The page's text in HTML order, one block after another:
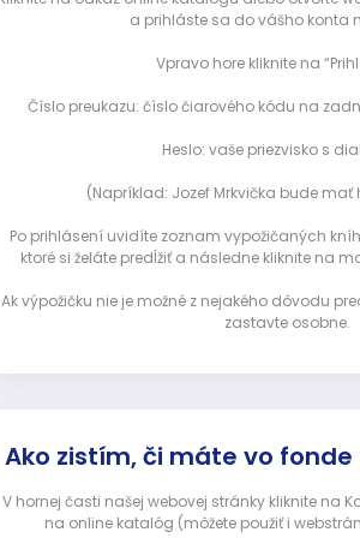
a prihláste sa do vášho konta
Vpravo hore kliknite na
Číslo preukazu: číslo čiarového kódu na
Heslo: vaše priezvisko s
(Napríklad: Jozef Mrkvička bude mať
Po prihlásení uvidíte zoznam vypožičaných
ktoré si želáte predĺžiť a následne kliknite na
Ak výpožičku nie je možné z nejakého dôvodu
zastavte osobne.
Ako zistím, či máte vo
V hornej časti našej webovej stránky kliknite na
na online katalóg (môžete použiť i